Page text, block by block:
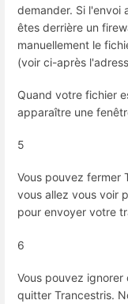
demander. Si l'envoi
êtes derrière un
manuellement le
(voir ci-après
Quand votre fichier
apparaître une
5
Vous pouvez fermer
vous allez vous voir
pour envoyer votre
6
Vous pouvez
quitter Trancestris.